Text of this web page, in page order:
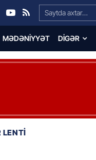
Search…
MƏDƏNIYYƏT DIGƏR